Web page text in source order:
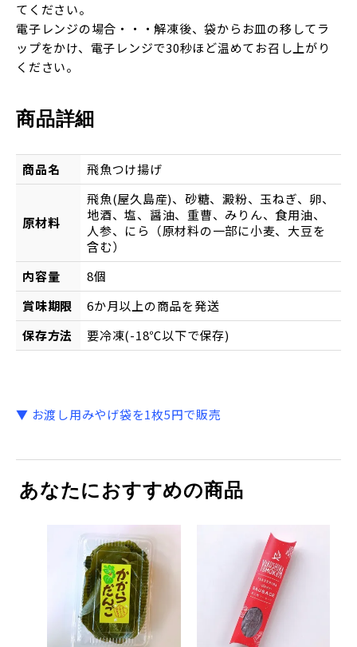
てください。
電子レンジの場合・・・解凍後、袋からお皿の移してラ
ップをかけ、電子レンジで30秒ほど温めてお召し上がり
ください。
商品詳細
商品名 飛魚つけ揚げ
原材料
飛魚(屋久島産)、砂糖、澱粉、玉ねぎ、卵、
地酒、塩、醤油、重曹、みりん、食用油、
人参、にら（原材料の一部に小麦、大豆を
含む）
内容量
8個
賞味期限
6か月以上の商品を発送
保存方法
要冷凍(-18℃以下で保存)
▼ お渡し用みやげ袋を1枚5円で販売
あなたにおすすめの商品